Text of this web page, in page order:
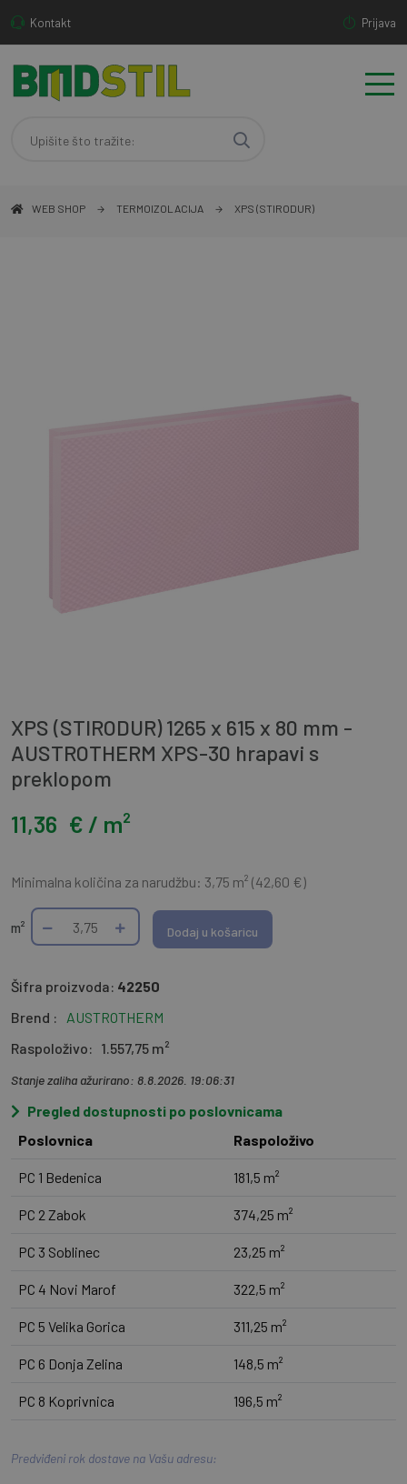
Kontakt Prijava
WEB SHOP TERMOIZOLACIJA XPS (STIRODUR)
XPS (STIRODUR) 1265 x 615 x 80 mm -
AUSTROTHERM XPS-30 hrapavi s
preklopom
11,36 € / m²
Minimalna količina za narudžbu: 3,75 m² (42,60 €)
m² Dodaj u košaricu
Šifra proizvoda: 42250
Brend :
AUSTROTHERM
Raspoloživo: 1.557,75 m²
Stanje zaliha ažurirano: 8.8.2026. 19:06:31
Pregled dostupnosti po poslovnicama
Poslovnica
Raspoloživo
PC 1 Bedenica 181,5 m²
PC 2 Zabok 374,25 m²
PC 3 Soblinec 23,25 m²
PC 4 Novi Marof 322,5 m²
PC 5 Velika Gorica 311,25 m²
PC 6 Donja Zelina 148,5 m²
PC 8 Koprivnica 196,5 m²
Predviđeni rok dostave na Vašu adresu: